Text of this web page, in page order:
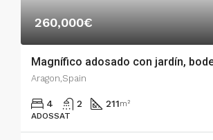
260,000€
Aragon,Spain
4 2 211m²
ADOSSAT